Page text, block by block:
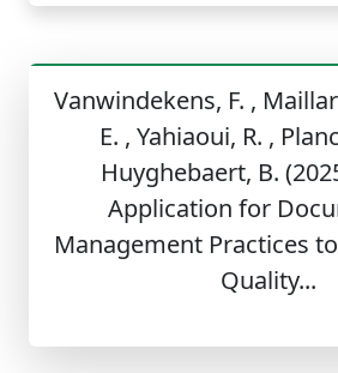
Vanwindekens, F. ,
E. , Yahiaoui, R. ,
Huyghebaert, B.
Application for
Management Practices
Quality...